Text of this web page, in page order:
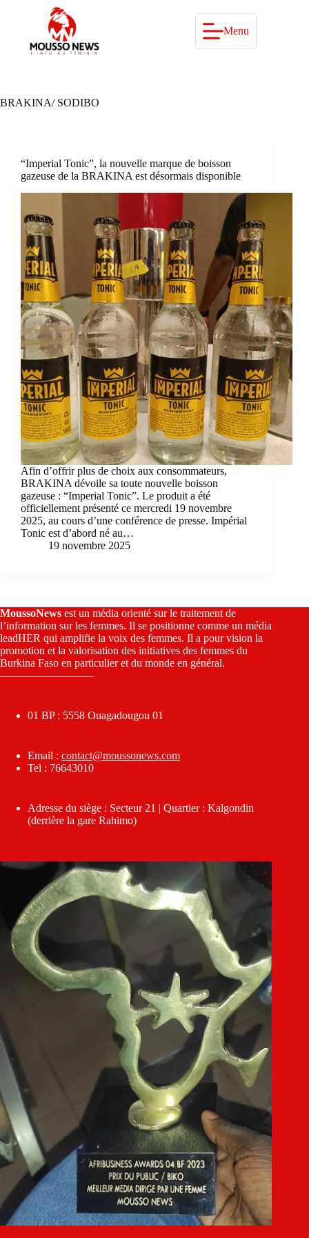
Menu
BRAKINA/ SODIBO
“Imperial Tonic”, la nouvelle marque de boisson
gazeuse de la BRAKINA est désormais disponible
Afin d’offrir plus de choix aux consommateurs,
BRAKINA dévoile sa toute nouvelle boisson
gazeuse : “Imperial Tonic”. Le produit a été
officiellement présenté ce mercredi 19 novembre
2025, au cours d’une conférence de presse. Impérial
Tonic est d’abord né au…
19 novembre 2025
MoussoNews est un média orienté sur le traitement de
l’information sur les femmes. Il se positionne comme un média
leadHER qui amplifie la voix des femmes. Il a pour vision la
promotion et la valorisation des initiatives des femmes du
Burkina Faso en particulier et du monde en général.
————————–
01 BP : 5558 Ouagadougou 01
Email : contact@moussonews.com
Tel : 76643010
Adresse du siège : Secteur 21 | Quartier : Kalgondin
(derrière la gare Rahimo)